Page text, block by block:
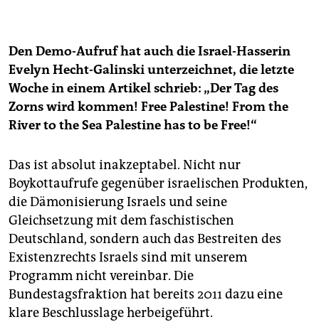
Den Demo-Aufruf hat auch die Israel-Hasserin
Evelyn Hecht-Galinski unterzeichnet, die letzte
Woche in einem Artikel schrieb: „Der Tag des
Zorns wird kommen! Free Palestine! From the
River to the Sea Palestine has to be Free!“
Das ist absolut inakzeptabel. Nicht nur
Boykottaufrufe gegenüber israelischen Produkten,
die Dämonisierung Israels und seine
Gleichsetzung mit dem faschistischen
Deutschland, sondern auch das Bestreiten des
Existenzrechts Israels sind mit unserem
Programm nicht vereinbar. Die
Bundestagsfraktion hat bereits 2011 dazu eine
klare Beschlusslage herbeigeführt.